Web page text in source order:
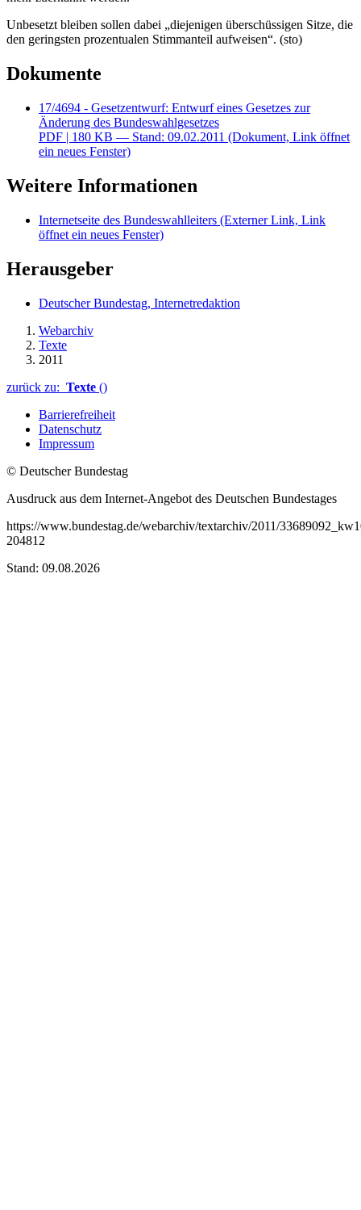
Unbesetzt bleiben sollen dabei „diejenigen überschüssigen Sitze, die
den geringsten prozentualen Stimmanteil aufweisen“. (sto)
Dokumente
17/4694 - Gesetzentwurf: Entwurf eines Gesetzes zur
Änderung des Bundeswahlgesetzes
PDF | 180 KB — Stand: 09.02.2011 (Dokument, Link öffnet
ein neues Fenster)
Weitere Informationen
Internetseite des Bundeswahlleiters (Externer Link, Link
öffnet ein neues Fenster)
Herausgeber
Deutscher Bundestag, Internetredaktion
Webarchiv
Texte
2011
zurück zu: Texte ()
Barrierefreiheit
Datenschutz
Impressum
© Deutscher Bundestag
Ausdruck aus dem Internet-Angebot des Deutschen Bundestages
https://www.bundestag.de/webarchiv/textarchiv/2011/
204812
Stand: 09.08.2026